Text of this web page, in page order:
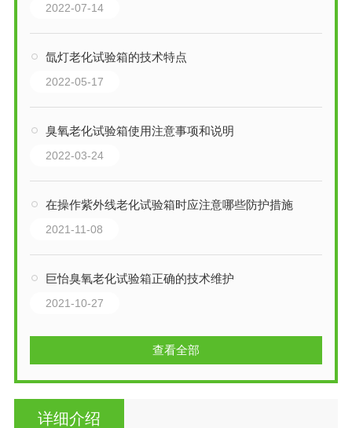
2022-07-14
氙灯老化试验箱的技术特点
2022-05-17
臭氧老化试验箱使用注意事项和说明
2022-03-24
在操作紫外线老化试验箱时应注意哪些防护措施
2021-11-08
巨怡臭氧老化试验箱正确的技术维护
2021-10-27
查看全部
详细介绍